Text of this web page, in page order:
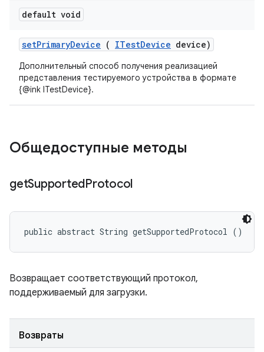
default void
setPrimaryDevice ( ITestDevice device)
Дополнительный способ получения реализацией
представления тестируемого устройства в формате
{@ink ITestDevice}.
Общедоступные методы
getSupportedProtocol
public abstract String getSupportedProtocol ()
Возвращает соответствующий протокол,
поддерживаемый для загрузки.
Возвраты